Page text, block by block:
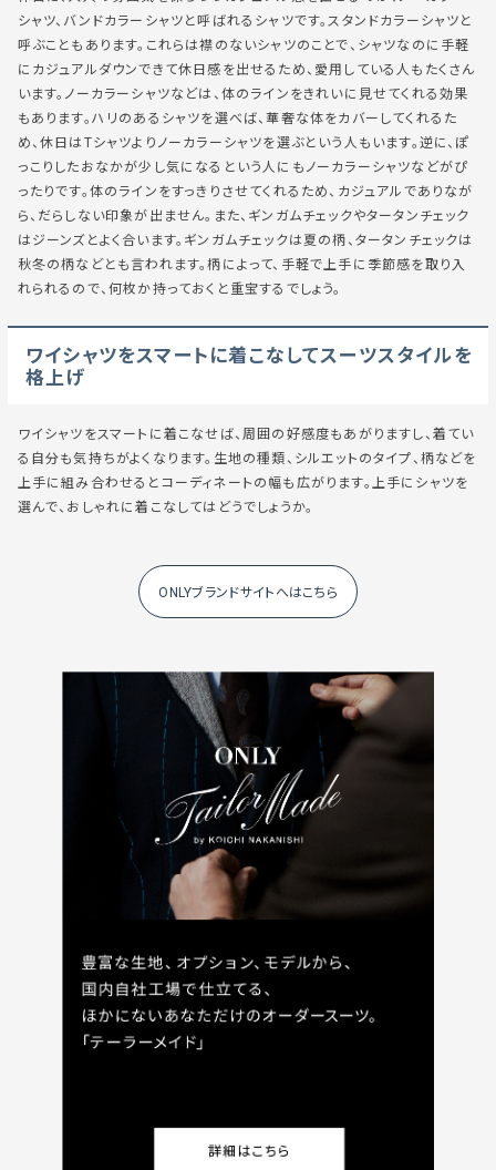
シャツ、バンドカラーシャツと呼ばれるシャツです。スタンドカラーシャツと
呼ぶこともあります。これらは襟のないシャツのことで、シャツなのに手軽
にカジュアルダウンできて休日感を出せるため、愛用している人もたくさん
います。ノーカラーシャツなどは、体のラインをきれいに見せてくれる効果
もあります。ハリのあるシャツを選べば、華奢な体をカバーしてくれるた
め、休日はTシャツよりノーカラーシャツを選ぶという人もいます。逆に、ぽ
っこりしたおなかが少し気になるという人にもノーカラーシャツなどがぴ
ったりです。体のラインをすっきりさせてくれるため、カジュアルでありなが
ら、だらしない印象が出ません。また、ギンガムチェックやタータンチェック
はジーンズとよく合います。ギンガムチェックは夏の柄、タータンチェックは
秋冬の柄などとも言われます。柄によって、手軽で上手に季節感を取り入
れられるので、何枚か持っておくと重宝するでしょう。
ワイシャツをスマートに着こなしてスーツスタイルを
格上げ
ワイシャツをスマートに着こなせば、周囲の好感度もあがりますし、着てい
る自分も気持ちがよくなります。生地の種類、シルエットのタイプ、柄などを
上手に組み合わせるとコーディネートの幅も広がります。上手にシャツを
選んで、おしゃれに着こなしてはどうでしょうか。
ONLYブランドサイトへはこちら